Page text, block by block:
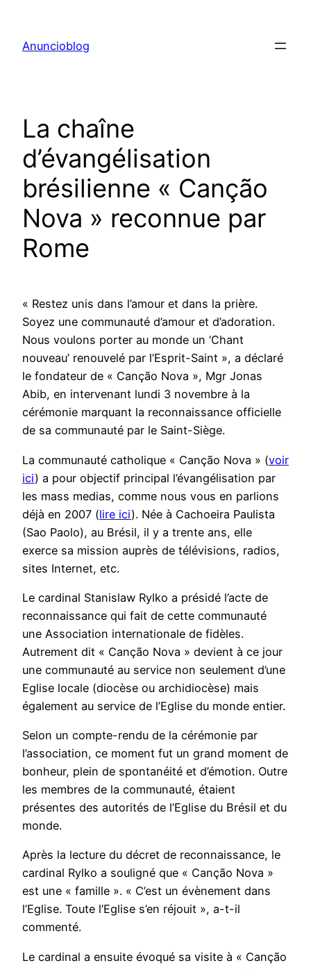
contenu
Anuncioblog
La chaîne
d’évangélisation
brésilienne « Canção
Nova » reconnue par
Rome
« Restez unis dans l’amour et dans la prière.
Soyez une communauté d’amour et d’adoration.
Nous voulons porter au monde un ‘Chant
nouveau’ renouvelé par l’Esprit-Saint », a déclaré
le fondateur de « Canção Nova », Mgr Jonas
Abib, en intervenant lundi 3 novembre à la
cérémonie marquant la reconnaissance officielle
de sa communauté par le Saint-Siège.
La communauté catholique « Canção Nova » (voir
ici) a pour objectif principal l’évangélisation par
les mass medias, comme nous vous en parlions
déjà en 2007 (lire ici). Née à Cachoeira Paulista
(Sao Paolo), au Brésil, il y a trente ans, elle
exerce sa mission auprès de télévisions, radios,
sites Internet, etc.
Le cardinal Stanislaw Rylko a présidé l’acte de
reconnaissance qui fait de cette communauté
une Association internationale de fidèles.
Autrement dit « Canção Nova » devient à ce jour
une communauté au service non seulement d’une
Eglise locale (diocèse ou archidiocèse) mais
également au service de l’Eglise du monde entier.
Selon un compte-rendu de la cérémonie par
l’association, ce moment fut un grand moment de
bonheur, plein de spontanéité et d’émotion. Outre
les membres de la communauté, étaient
présentes des autorités de l’Eglise du Brésil et du
monde.
Après la lecture du décret de reconnaissance, le
cardinal Rylko a souligné que « Canção Nova »
est une « famille ». « C’est un évènement dans
l’Eglise. Toute l’Eglise s’en réjouit », a-t-il
commenté.
Le cardinal a ensuite évoqué sa visite à « Canção